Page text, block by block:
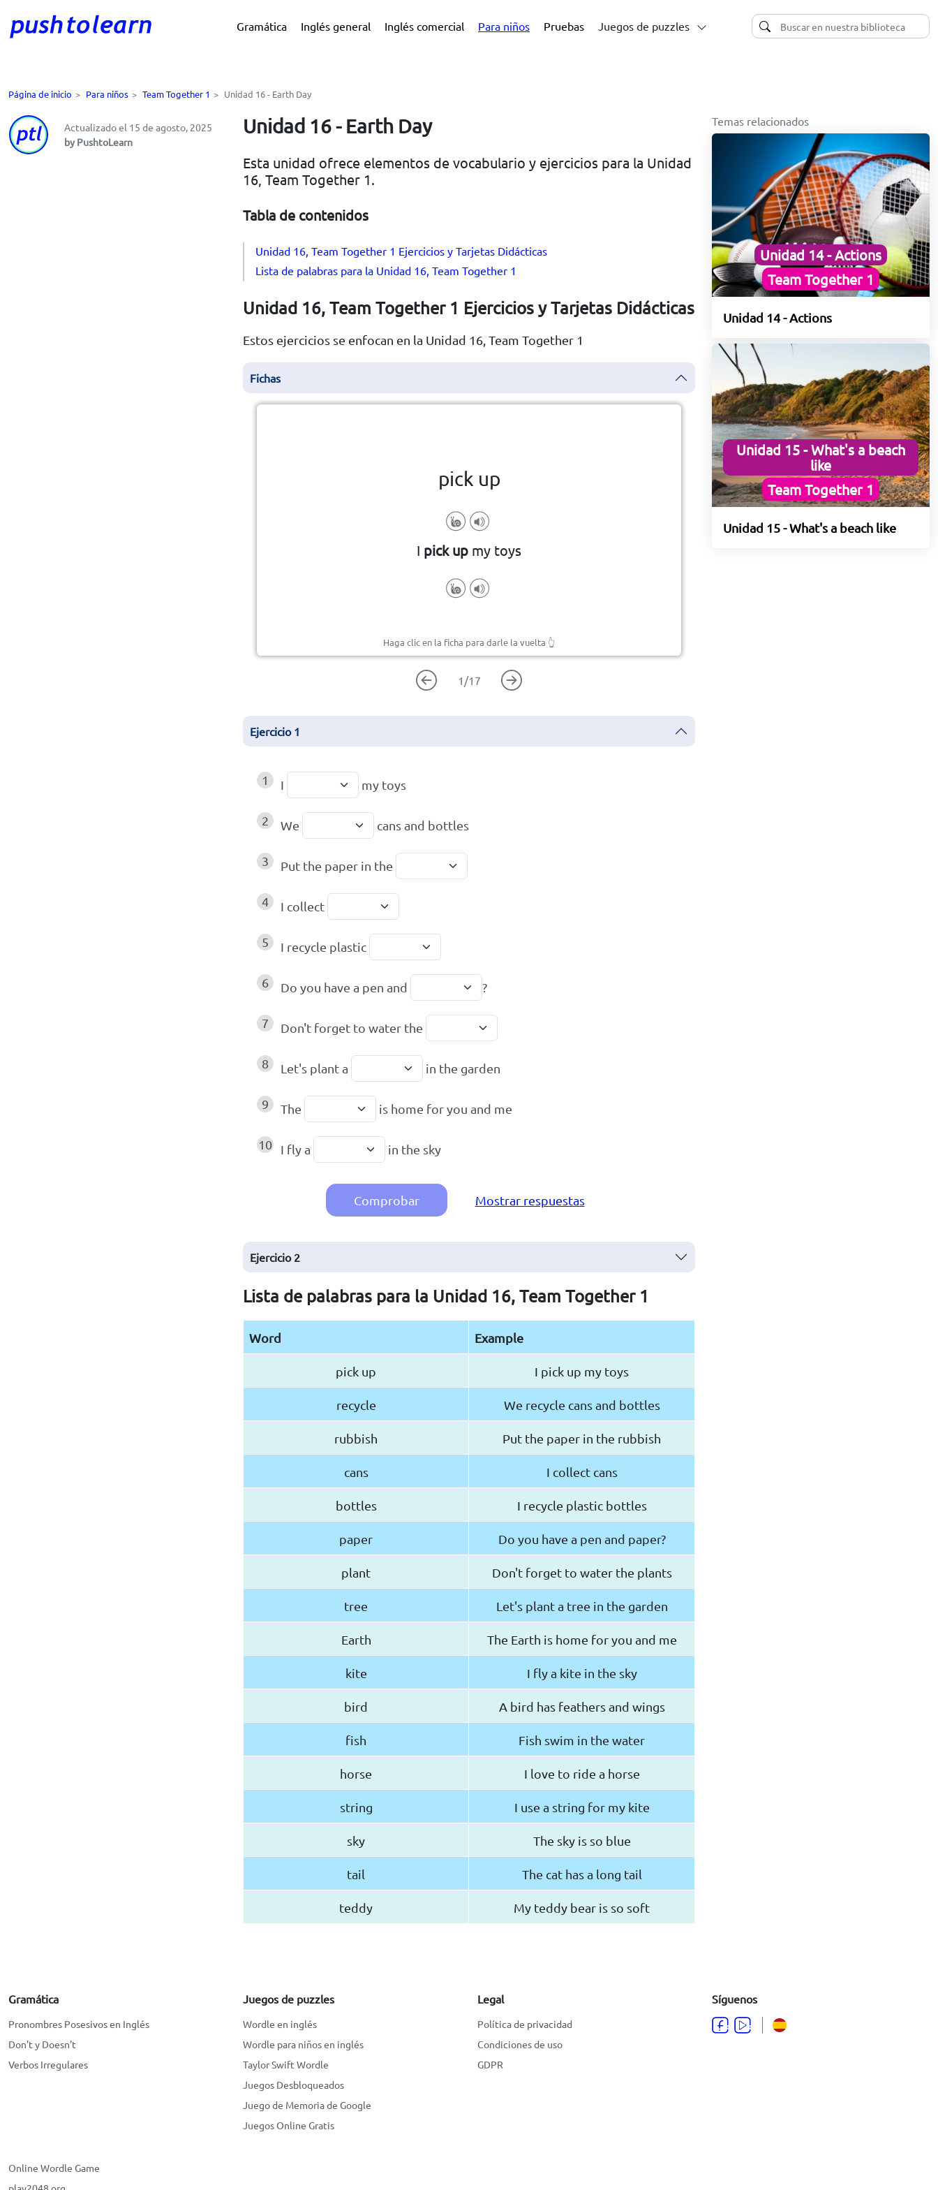
Gramática Inglés general Inglés comercial Para niños Pruebas Juegos de puzzles
Página de inicio > Para niños > Team Together 1 > Unidad 16 - Earth Day
Actualizado el 15 de agosto, 2025
by PushtoLearn
Unidad 16 - Earth Day
Esta unidad ofrece elementos de vocabulario y ejercicios para la Unidad
16, Team Together 1.
Tabla de contenidos
Unidad 16, Team Together 1 Ejercicios y Tarjetas Didácticas
Lista de palabras para la Unidad 16, Team Together 1
Unidad 16, Team Together 1 Ejercicios y Tarjetas Didácticas
Estos ejercicios se enfocan en la Unidad 16, Team Together 1
Fichas
pick up
I pick up my toys
Haga clic en la ficha para darle la vuelta 👆
1 /17
Ejercicio 1
1 I my toys
2 We cans and bottles
3 Put the paper in the
4 I collect
5 I recycle plastic
6 Do you have a pen and ?
7 Don't forget to water the
8 Let's plant a in the garden
9 The is home for you and me
10 I fly a in the sky
Comprobar Mostrar respuestas
Ejercicio 2
Lista de palabras para la Unidad 16, Team Together 1
Word Example
pick up I pick up my toys
recycle We recycle cans and bottles
rubbish Put the paper in the rubbish
cans I collect cans
bottles I recycle plastic bottles
paper Do you have a pen and paper?
plant Don't forget to water the plants
tree Let's plant a tree in the garden
Earth The Earth is home for you and me
kite I fly a kite in the sky
bird A bird has feathers and wings
fish Fish swim in the water
horse I love to ride a horse
string I use a string for my kite
sky The sky is so blue
tail The cat has a long tail
teddy My teddy bear is so soft
Temas relacionados
Unidad 14 - Actions
Team Together 1
Unidad 14 - Actions
Unidad 15 - What's a beach
like
Team Together 1
Unidad 15 - What's a beach like
Gramática
Pronombres Posesivos en Inglés
Don't y Doesn't
Verbos Irregulares
Juegos de puzzles
Wordle en inglés
Wordle para niños en inglés
Taylor Swift Wordle
Juegos Desbloqueados
Juego de Memoria de Google
Juegos Online Gratis
Legal
Política de privacidad
Condiciones de uso
GDPR
Síguenos
Online Wordle Game